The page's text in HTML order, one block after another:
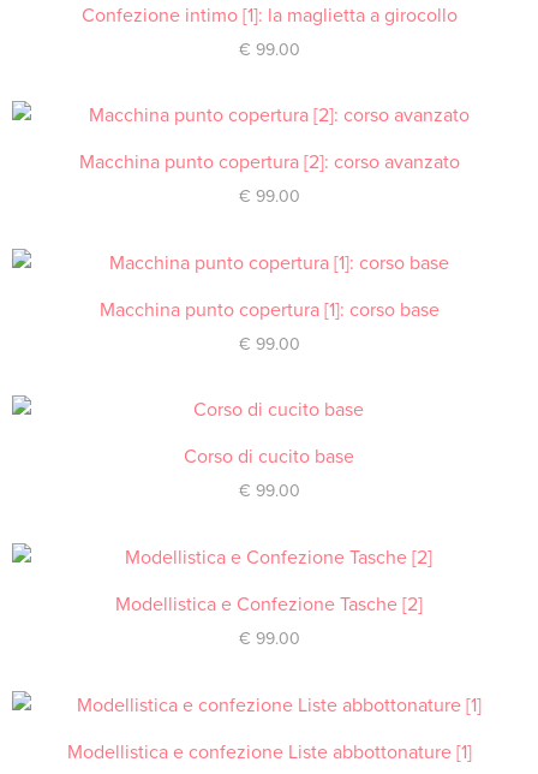
ACQUISTA
Confezione intimo [1]: la maglietta a girocollo
€ 99.00
ACQUISTA
Macchina punto copertura [2]: corso avanzato
€ 99.00
ACQUISTA
Macchina punto copertura [1]: corso base
€ 99.00
ACQUISTA
Corso di cucito base
€ 99.00
ACQUISTA
Modellistica e Confezione Tasche [2]
€ 99.00
ACQUISTA
Modellistica e confezione Liste abbottonature [1]